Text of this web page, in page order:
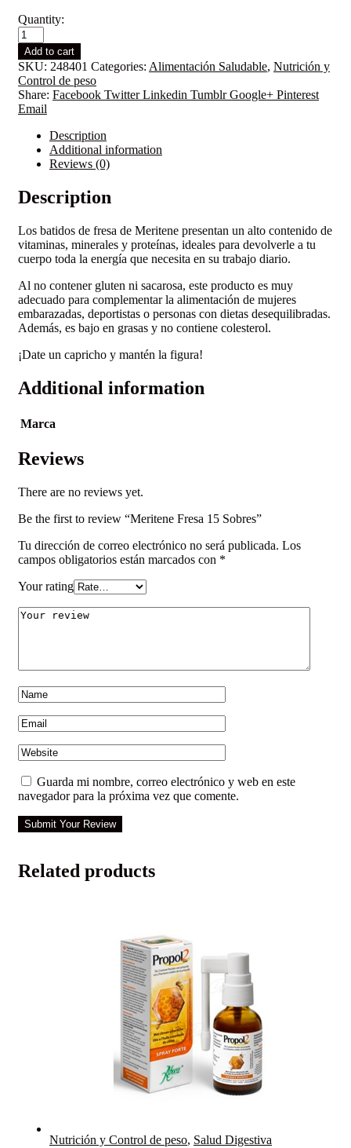
Quantity:
Meritene
Fresa
15
Sobres
quantity
Add to cart
SKU: 248401 Categories: Alimentación Saludable, Nutrición y
Control de peso
Share: Facebook Twitter Linkedin Tumblr Google+ Pinterest
Email
Description
Additional information
Reviews (0)
Description
Los batidos de fresa de Meritene presentan un alto contenido de
vitaminas, minerales y proteínas, ideales para devolverle a tu
cuerpo toda la energía que necesita en su trabajo diario.
Al no contener gluten ni sacarosa, este producto es muy
adecuado para complementar la alimentación de mujeres
embarazadas, deportistas o personas con dietas desequilibradas.
Además, es bajo en grasas y no contiene colesterol.
¡Date un capricho y mantén la figura!
Additional information
Marca
Reviews
There are no reviews yet.
Be the first to review “Meritene Fresa 15 Sobres”
Tu dirección de correo electrónico no será publicada. Los
campos obligatorios están marcados con *
Your rating
Guarda mi nombre, correo electrónico y web en este
navegador para la próxima vez que comente.
Submit Your Review
Related products
Nutrición y Control de peso, Salud Digestiva